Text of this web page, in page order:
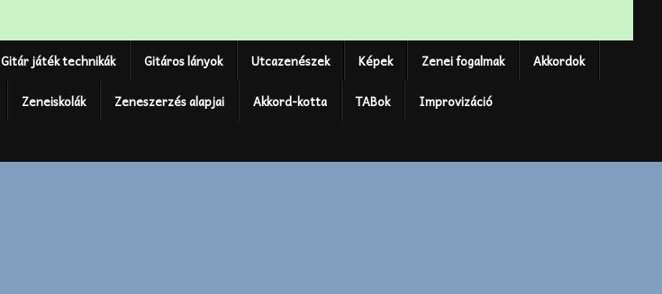
Gitár játék technikák Gitáros lányok Utcazenészek Képek Zenei fogalmak Akkordok
Zeneiskolák Zeneszerzés alapjai Akkord-kotta TABok Improvizáció